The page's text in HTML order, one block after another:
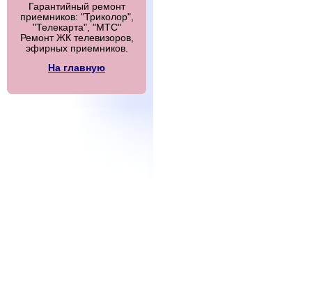
Гарантийный ремонт
приемников: "Триколор",
"Телекарта", "МТС"
Ремонт ЖК телевизоров,
эфирных приемников.
На главную